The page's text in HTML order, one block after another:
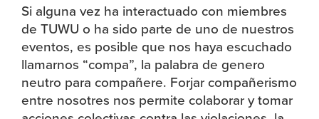
Si alguna vez ha interactuado con miembres
de TUWU o ha sido parte de uno de nuestros
eventos, es posible que nos haya escuchado
llamarnos “compa”, la palabra de genero
neutro para compañere. Forjar compañerismo
entre nosotres nos permite colaborar y tomar